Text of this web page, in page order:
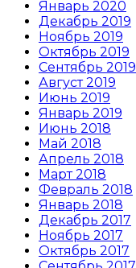
Январь 2020
Декабрь 2019
Ноябрь 2019
Октябрь 2019
Сентябрь 2019
Август 2019
Июнь 2019
Январь 2019
Июнь 2018
Май 2018
Апрель 2018
Март 2018
Февраль 2018
Январь 2018
Декабрь 2017
Ноябрь 2017
Октябрь 2017